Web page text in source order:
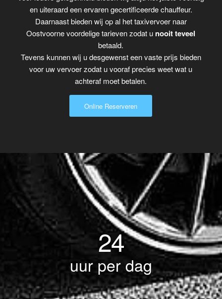
en uiteraard een ervaren gecertificeerde chauffeur.
Daarnaast bieden wij op al het taxivervoer naar
Oostvoorne voordelige tarieven zodat u nooit teveel
betaald.
Tevens kunnen wij u desgewenst een vaste prijs bieden
voor uw vervoer zodat u vooraf precies weet wat u
achteraf moet betalen.
Online Reserveren
24
uur per dag